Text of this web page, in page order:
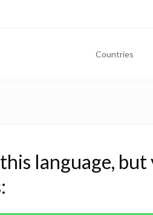
Countries
language, but